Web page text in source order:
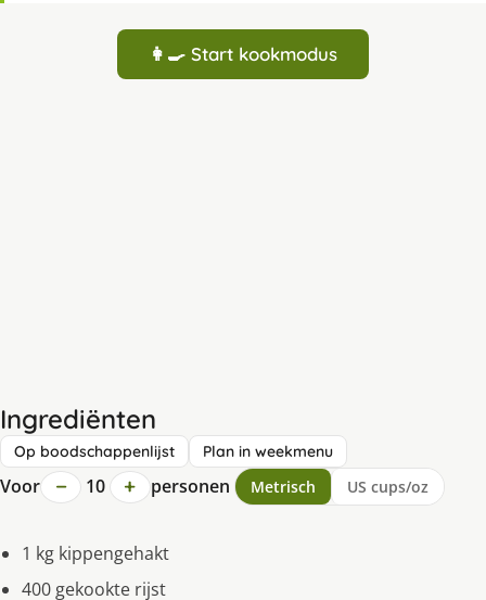
👩‍🍳 Start kookmodus
Ingrediënten
Op boodschappenlijst Plan in weekmenu
Voor − 10 + personen Metrisch US cups/oz
1 kg kippengehakt
400 gekookte rijst